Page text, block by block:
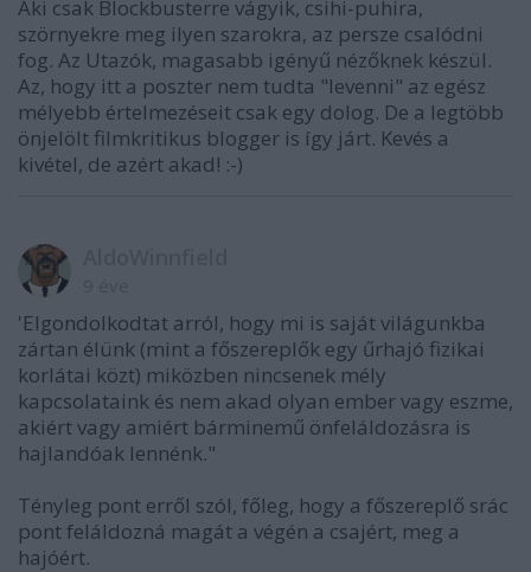
Aki csak Blockbusterre vágyik, csihi-puhira,
szörnyekre meg ilyen szarokra, az persze csalódni
fog. Az Utazók, magasabb igényű nézőknek készül.
Az, hogy itt a poszter nem tudta "levenni" az egész
mélyebb értelmezéseit csak egy dolog. De a legtöbb
önjelölt filmkritikus blogger is így járt. Kevés a
kivétel, de azért akad! :-)
'Elgondolkodtat arról, hogy mi is saját világunkba
zártan élünk (mint a főszereplők egy űrhajó fizikai
korlátai közt) miközben nincsenek mély
kapcsolataink és nem akad olyan ember vagy eszme,
akiért vagy amiért bárminemű önfeláldozásra is
hajlandóak lennénk."
Tényleg pont erről szól, főleg, hogy a főszereplő srác
pont feláldozná magát a végén a csajért, meg a
hajóért.